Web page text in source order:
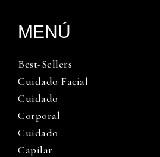
MENÚ
Best-Sellers
Cuidado Facial
Cuidado
Corporal
Cuidado
Capilar